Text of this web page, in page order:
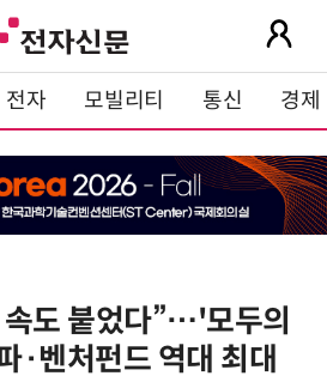
전자 모빌리티 통신 경제
도 붙었다”…'모두의
·벤처펀드 역대 최대